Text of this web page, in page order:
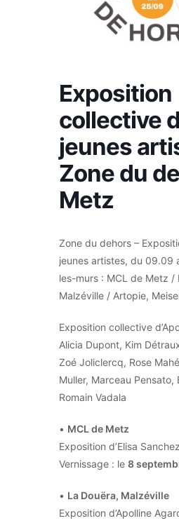
Exposition
collective
jeunes
Zone du
Metz
Zone du dehors –
jeunes artistes, du 09.09
les-murs : MCL de Metz /
Malzéville / Artopie,
Exposition collective
Alicia Dupont, Kim
Zoé Joliclercq, Rose
Muller, Marceau Pensato,
Romain Vadala
• MCL de Metz
Exposition d’Elisa
Vernissage : le 8
• La Douëra, Malzéville
Exposition d’Apolline